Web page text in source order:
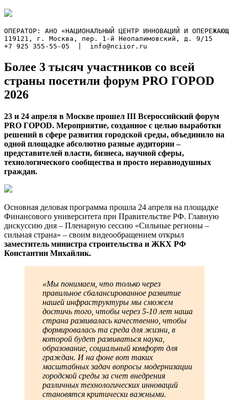
ОПЕРАТОР: АНО «НАЦИОНАЛЬНЫЙ ЦЕНТР ИННОВАЦИЙ И
119121, г. Москва, пер. 1-й Неопалимовский, д. 9/15
+7 925 355-55-05  |  info@nciior.ru
Более 3 тысяч участников со всей
страны посетили форум PRO ГОРОD
2026
23 и 24 апреля в Москве прошел III Всероссийский форум
PRO ГОРОD. Мероприятие, созданное с целью выработки
решений в сфере развития городской среды, объединило на
одной площадке абсолютно разные аудитории –
представителей власти, бизнеса, научной сферы,
технологического сообщества и просто неравнодушных
граждан.
Основная деловая программа прошла 24 апреля на площадке
Финансового университета при Правительстве РФ. Главную
дискуссию дня – Пленарную сессию «Сильные регионы –
сильная страна» – своим видеообращением открыл
заместитель министра строительства и ЖКХ РФ
Константин Михайлик.
«Мы понимаем, что только через
правильное сбалансированное развитие
нашей инфраструктуры мы сможем
достичь того, чтобы через 5-10 лет наша
страна развивалась качественно, чтобы
формировалась та среда для жизни, в
которой будет развиваться наука,
образование, социальный комфорт для
граждан. И на фоне вот таких
масштабных задач вопросы модернизации
городской среды за счет внедрения
различных технологических инноваций
становятся критически важными.